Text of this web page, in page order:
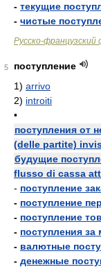
- текущие
- чистые
Русско-французский
5
поступление
1) arrivo
2) introiti
•
поступления от
(delle partite)
будущие
flusso di cassa
- поступление
- поступление
- поступление
- поступления за
- валютные
- денежные